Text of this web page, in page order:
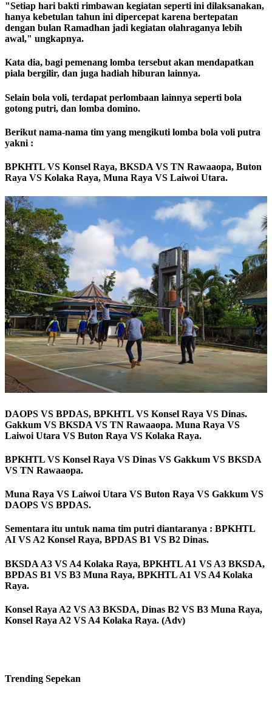
"Setiap hari bakti rimbawan kegiatan seperti ini dilaksanakan,
hanya kebetulan tahun ini dipercepat karena bertepatan
dengan bulan Ramadhan jadi kegiatan olahraganya lebih
awal," ungkapnya.
Kata dia, bagi pemenang lomba tersebut akan mendapatkan
piala bergilir, dan juga hadiah hiburan lainnya.
Selain bola voli, terdapat perlombaan lainnya seperti bola
gotong putri, dan lomba domino.
Berikut nama-nama tim yang mengikuti lomba bola voli putra
yakni :
BPKHTL VS Konsel Raya, BKSDA VS TN Rawaaopa, Buton
Raya VS Kolaka Raya, Muna Raya VS Laiwoi Utara.
DAOPS VS BPDAS, BPKHTL VS Konsel Raya VS Dinas.
Gakkum VS BKSDA VS TN Rawaaopa. Muna Raya VS
Laiwoi Utara VS Buton Raya VS Kolaka Raya.
BPKHTL VS Konsel Raya VS Dinas VS Gakkum VS BKSDA
VS TN Rawaaopa.
Muna Raya VS Laiwoi Utara VS Buton Raya VS Gakkum VS
DAOPS VS BPDAS.
Sementara itu untuk nama tim putri diantaranya : BPKHTL
AI VS A2 Konsel Raya, BPDAS B1 VS B2 Dinas.
BKSDA A3 VS A4 Kolaka Raya, BPKHTL A1 VS A3 BKSDA,
BPDAS B1 VS B3 Muna Raya, BPKHTL A1 VS A4 Kolaka
Raya.
Konsel Raya A2 VS A3 BKSDA, Dinas B2 VS B3 Muna Raya,
Konsel Raya A2 VS A4 Kolaka Raya. (Adv)
Trending Sepekan